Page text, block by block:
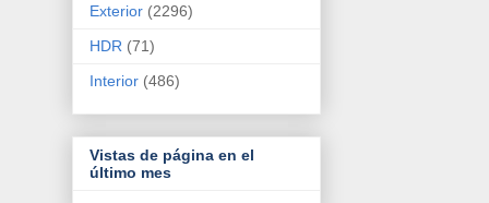
Exterior (2296)
HDR (71)
Interior (486)
Vistas de página en el
último mes